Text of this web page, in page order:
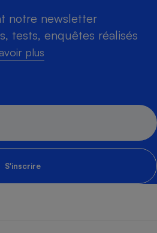
notre newsletter
tests, enquêtes réalisés
plus
S'inscrire